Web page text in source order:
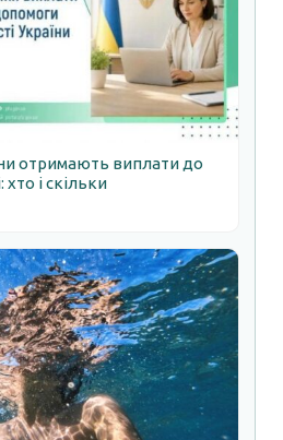
отримають виплати до
і скільки